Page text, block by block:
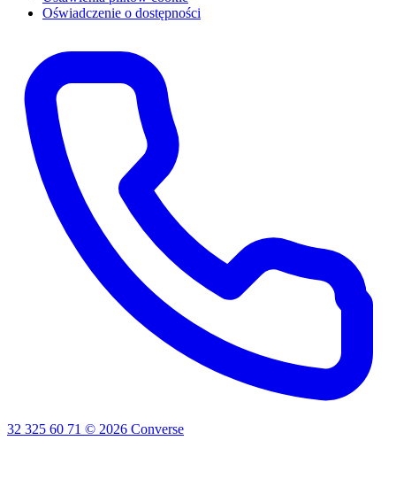
Oświadczenie o dostępności
32 325 60 71 © 2026 Converse